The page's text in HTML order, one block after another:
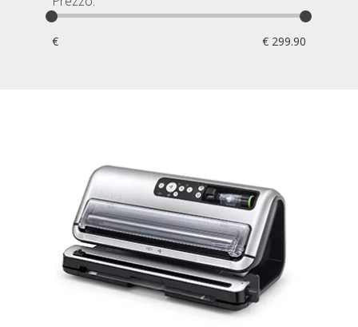
€ € 299.90